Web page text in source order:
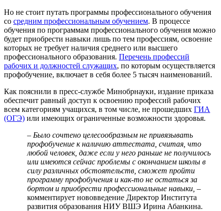
Но не стоит путать программы профессионального обучения
со средним профессиональным обучением. В процессе
обучения по программам профессионального обучения можно
будет приобрести навыки лишь по тем профессиям, освоение
которых не требует наличия среднего или высшего
профессионального образования. Перечень профессий
рабочих и должностей служащих, по которым осуществляется
профобучение, включает в себя более 5 тысяч наименований.
Как пояснили в пресс-службе Минобрнауки, издание приказа
обеспечит равный доступ к освоению профессий рабочих
всем категориям учащихся, в том числе, не прошедших ГИА
(ОГЭ) или имеющих ограниченные возможности здоровья.
– Было сочтено целесообразным не привязывать
профобучение к наличию аттестата, считая, что
любой человек, даже если у него раньше не получилось
или имеются сейчас проблемы с окончанием школы в
силу различных обстоятельств, сможет пройти
программу профобучения и как-то не остаться за
бортом и приобрести профессиональные навыки, –
комментирует нововведение Директор Института
развития образования НИУ ВШЭ Ирина Абанкина.